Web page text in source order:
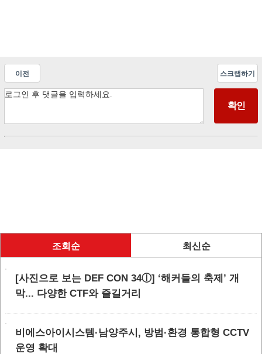
이전 스크랩하기
조회순 최신순
[사진으로 보는 DEF CON 34ⓛ] ‘해커들의 축제’ 개
막... 다양한 CTF와 즐길거리
비에스아이시스템·남양주시, 방범·환경 통합형 CCTV
운영 확대